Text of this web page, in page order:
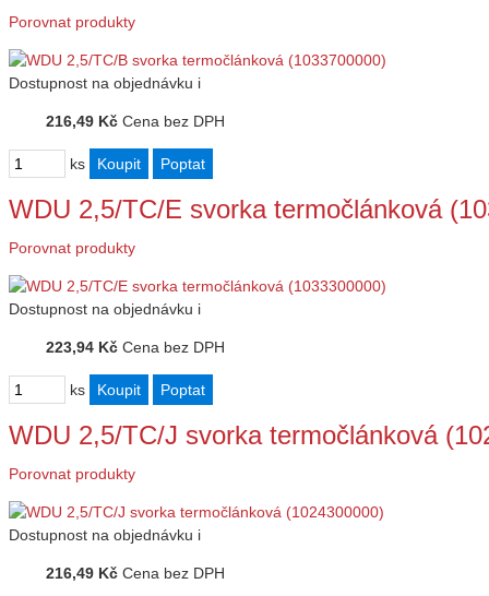
Porovnat produkty
Dostupnost na objednávku i
216,49 Kč Cena bez DPH
ks
WDU 2,5/TC/E svorka termočlánková
Porovnat produkty
Dostupnost na objednávku i
223,94 Kč Cena bez DPH
ks
WDU 2,5/TC/J svorka termočlánková
Porovnat produkty
Dostupnost na objednávku i
216,49 Kč Cena bez DPH